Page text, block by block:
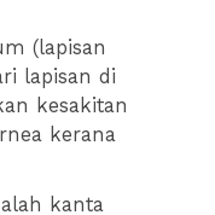
(lapisan
lapisan di
kesakitan
kerana
kanta